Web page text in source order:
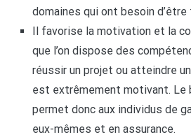
domaines qui ont besoin d’être
Il favorise la motivation et la
que l’on dispose des
réussir un projet ou atteindre
est extrêmement motivant. Le
permet donc aux individus de
eux-mêmes et en assurance.